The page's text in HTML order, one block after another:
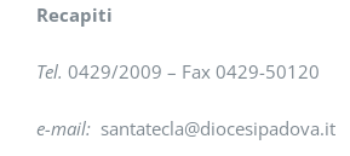
Recapiti
Tel. 0429/2009 – Fax 0429-50120
e-mail: santatecla@diocesipadova.it